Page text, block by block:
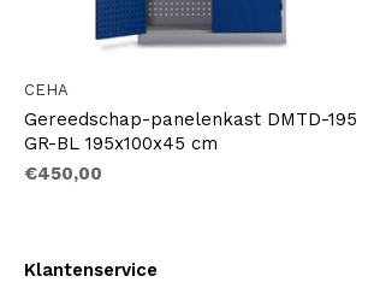
CEHA
Gereedschap-panelenkast DMTD-195
GR-BL 195x100x45 cm
€450,00
Klantenservice